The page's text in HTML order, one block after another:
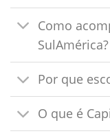
Como
SulAmérica?
Por que
O que é